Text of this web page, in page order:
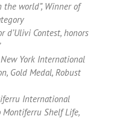
the world”, Winner of
d’Ulivi Contest, honors
New York International
Gold Medal, Robust
International
Montiferru Shelf Life,